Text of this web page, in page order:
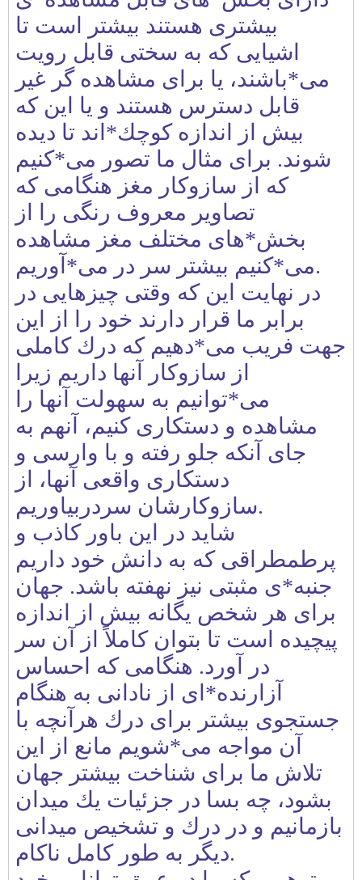
بيشتری هستند بيشتر است تا
اشيايی كه به سختی قابل رويت
می*باشند، يا برای مشاهده گر غير
قابل دسترس هستند و يا اين كه
بيش از اندازه كوچك*اند تا ديده
شوند. برای مثال ما تصور می*كنيم
كه از سازوكار مغز هنگامی كه
تصاوير معروف رنگی را از
بخش*های مختلف مغز مشاهده
می*كنيم بيشتر سر در می*آوريم.
در نهايت اين كه وقتی چيزهايی در
برابر ما قرار دارند خود را از اين
جهت فريب می*دهيم كه درك كاملی
از سازوكار آنها داريم زيرا
می*توانيم به سهولت آنها را
مشاهده و دستكاری كنيم، آنهم به
جای آنكه جلو رفته و با وارسی و
دستكاری واقعی آنها، از
سازوكارشان سردربياوريم.
شايد در اين باور كاذب و
پرطمطراقی كه به دانش خود داريم
جنبه*ی مثبتی نيز نهفته باشد. جهان
برای هر شخص يگانه بيش از اندازه
پيچيده است تا بتوان كاملاً از آن سر
در آورد. هنگامی كه احساس
آزارنده*ای از نادانی به هنگام
جستجوی بيشتر برای درك هرآنچه با
آن مواجه می*شويم مانع از اين
تلاش ما برای شناخت بيشتر جهان
بشود، چه بسا در جزئيات يك ميدان
بازمانيم و در درك و تشخيص ميدانی
ديگر به طور كامل ناكام.